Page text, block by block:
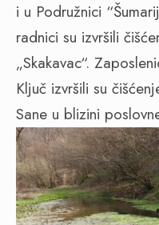
i u Podružnici
radnici su izvršili
„Skakavac“.
Ključ izvršili su
Sane u blizini